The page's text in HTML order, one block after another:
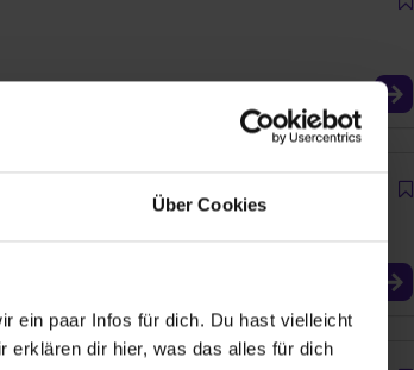
Über Cookies
ein paar Infos für dich. Du hast vielleicht
erklären dir hier, was das alles für dich
Controlling (m/w/d)